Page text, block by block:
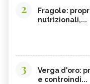
2
Fragole:
nutrizionali,...
3
Verga d'oro:
e controindi...